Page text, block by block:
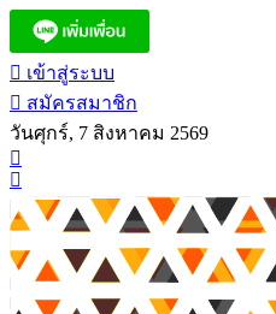
เข้าสู่ระบบ
สมัครสมาชิก
วันศุกร์, 7 สิงหาคม 2569